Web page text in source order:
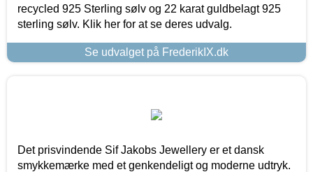
recycled 925 Sterling sølv og 22 karat guldbelagt 925
sterling sølv. Klik her for at se deres udvalg.
Se udvalget på FrederikIX.dk
Det prisvindende Sif Jakobs Jewellery er et dansk
smykkemærke med et genkendeligt og moderne udtryk.